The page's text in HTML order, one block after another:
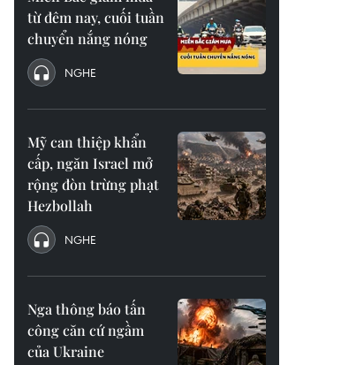
từ đêm nay, cuối tuần
chuyển nắng nóng
NGHE
Mỹ can thiệp khẩn
cấp, ngăn Israel mở
rộng đòn trừng phạt
Hezbollah
NGHE
Nga thông báo tấn
công căn cứ ngầm
của Ukraine